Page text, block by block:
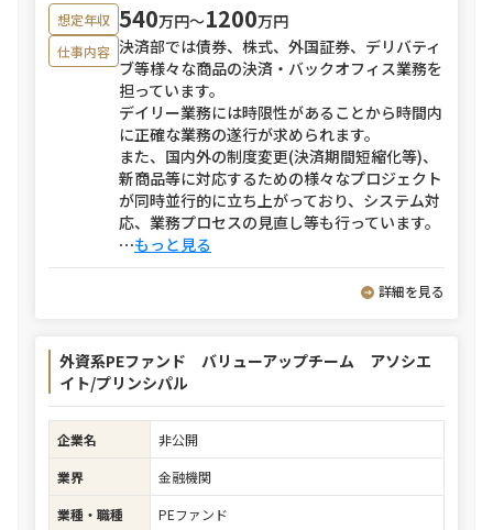
想定年収 540万円〜1200万円
仕事内容 決済部では債券、株式、外国証券、デリバティ
ブ等様々な商品の決済・バックオフィス業務を
担っています。
デイリー業務には時限性があることから時間内
に正確な業務の遂行が求められます。
また、国内外の制度変更(決済期間短縮化等)、
新商品等に対応するための様々なプロジェクト
が同時並行的に立ち上がっており、システム対
応、業務プロセスの見直し等も行っています。
⋯もっと見る
詳細を見る
外資系PEファンド バリューアップチーム アソシエ
イト/プリンシパル
企業名
非公開
業界
金融機関
業種・職種
PEファンド